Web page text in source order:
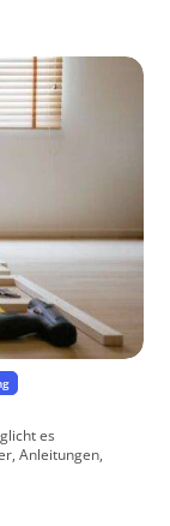
es
Anleitungen,